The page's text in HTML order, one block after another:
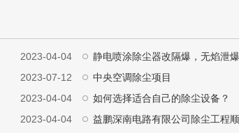
2023-04-04 静电喷涂除尘器改隔爆，无焰泄
2023-07-12 中央空调除尘项目
2023-04-04 如何选择适合自己的除尘设备？
2023-04-04 益鹏深南电路有限公司除尘工程